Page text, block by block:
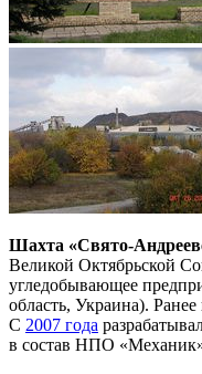
Шахта «Свято-
Великой Октябрьской
угледобывающее
область, Украина).
С 2007 года
в состав НПО